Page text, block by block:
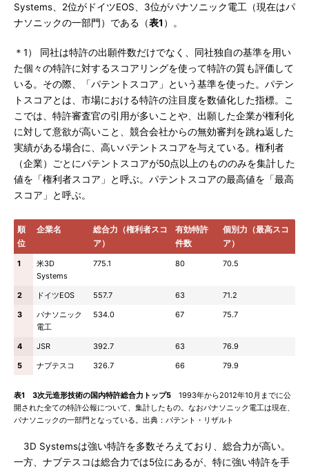
Systems、2位がドイツEOS、3位がパナソニック電工（現在はパ
ナソニックの一部門）である（表1 ）。
＊1） 同社は特許の出願件数だけでなく、同社独自の基準を用い
た個々の特許に対するスコアリングを使って特許の質も評価して
いる。その際、「パテントスコア」という基準を使った。パテン
トスコアとは、市場における特許の注目度を数値化した指標。こ
こでは、特許審査官の引用が多いことや、出願した企業が権利化
に対して意欲が高いこと、競合会社からの無効審判を跳ね返した
実績がある場合に、高いパテントスコアを与えている。権利者
（企業）ごとにパテントスコアが50点以上のもののみを集計した
値を「権利者スコア」と呼ぶ。パテントスコアの最高値を「最高
スコア」と呼ぶ。
順
位
企業名
総合力（権利者スコ
ア）
有効特許
件数
個別力（最高スコ
ア）
1
米3D
Systems
775.1 80 70.5
2 ドイツEOS 557.7 63
71.2
3
パナソニック
電工
534.0 67 75.7
4 JSR 392.7 63
76.9
5
ナブテスコ 326.7 66 79.9
表1 3次元造形技術の国内特許総合力トップ5 1993年から2012年10月までに公
開された全ての特許公報について、集計したもの。なおパナソニック電工は現在、
パナソニックの一部門となっている。出典：パテント・リザルト
3D Systemsは強い特許を多数そろえており、総合力が高い。
一方、ナブテスコは総合力では5位にあるが、特に強い特許を手